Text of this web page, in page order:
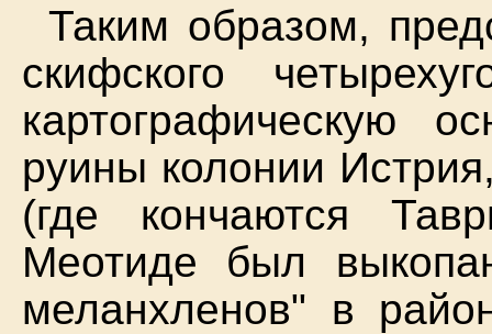
Таким образом,
скифского
картографическую
руины колонии
(где кончаются
Меотиде был
меланхленов" в